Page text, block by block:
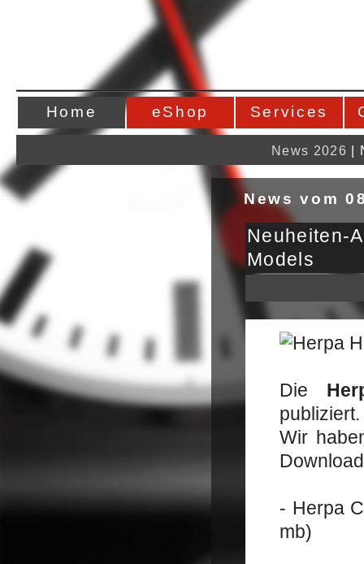
Home eShop Services
News 2026
News vom
Models
Die
publiziert.
Wir
- Herpa
mb)